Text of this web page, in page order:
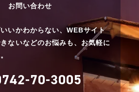
お問い合わせ
いかわからない、 WEBサイト
ないなどのお悩みも、 お気軽に
70-3005